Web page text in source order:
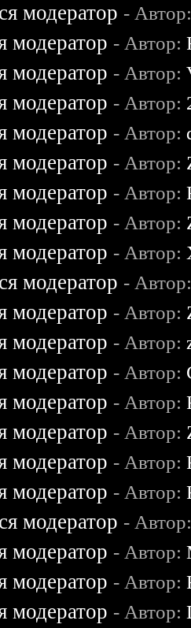
модератор -
модератор - Автор:
модератор - Автор:
модератор - Автор:
модератор - Автор:
модератор - Автор:
модератор - Автор:
модератор - Автор:
модератор - Автор:
модератор -
модератор - Автор:
модератор - Автор:
модератор - Автор:
модератор - Автор:
модератор - Автор:
модератор - Автор:
модератор - Автор:
модератор -
модератор - Автор:
модератор - Автор:
модератор - Автор: